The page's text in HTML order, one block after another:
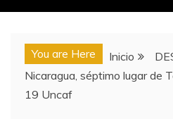
You are Here Inicio
Nicaragua, séptimo lugar de
19 Uncaf